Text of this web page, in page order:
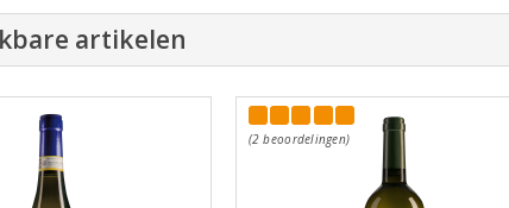
artikelen
(2 beoordelingen)